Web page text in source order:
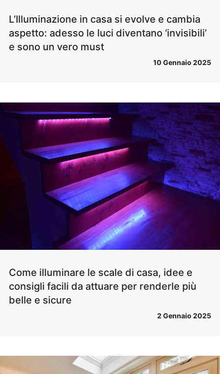
L’Illuminazione in casa si evolve e cambia
aspetto: adesso le luci diventano ‘invisibili’
e sono un vero must
10 Gennaio 2025
Come illuminare le scale di casa, idee e
consigli facili da attuare per renderle più
belle e sicure
2 Gennaio 2025